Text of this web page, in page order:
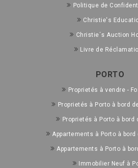
Politique de
Christie's
Christie´s Auction
Livre de
PORTO
Proprietés à vendre -
Proprietés à Porto à bord
Proprietés à Porto à bord
Appartements à Porto à bord
Appartements à Porto à
Immobilier Neuf à